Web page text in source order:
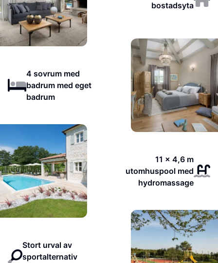
bostadsyta
4 sovrum med
badrum med eget
badrum
11 x 4,6 m
utomhuspool med
hydromassage
Stort urval av
sportalternativ